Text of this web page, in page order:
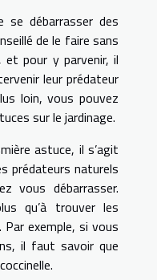
se débarrasser des
de le faire sans
et pour y parvenir, il
leur prédateur
loin, vous pouvez
sur le jardinage.
astuce, il s’agit
prédateurs naturels
vous débarrasser.
qu’à trouver les
exemple, si vous
il faut savoir que